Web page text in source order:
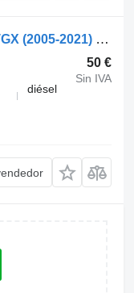
MAN TGX 18.440 (01.07-) 51415010149 fijación para MAN TGL, TGM, TGS, TGX (2005-2021) cabeza tractora
50 €
Sin IVA
diésel